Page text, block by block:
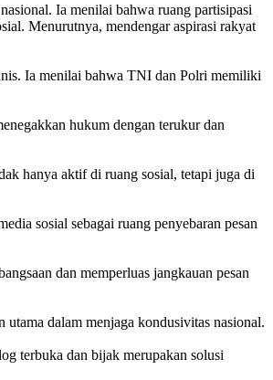
Ia menilai bahwa ruang partisipasi
Menurutnya, mendengar aspirasi rakyat
Ia menilai bahwa TNI dan Polri memiliki
hukum dengan terukur dan
hanya aktif di ruang sosial, tetapi juga di
sosial sebagai ruang penyebaran pesan
dan memperluas jangkauan pesan
dalam menjaga kondusivitas nasional.
terbuka dan bijak merupakan solusi